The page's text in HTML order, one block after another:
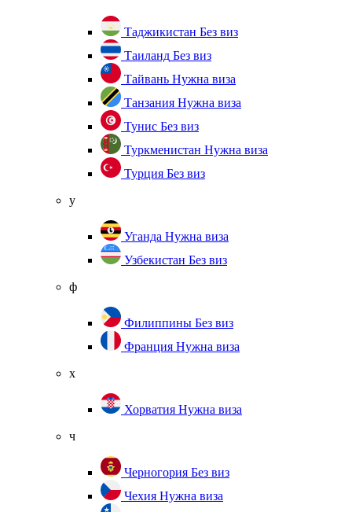
Таджикистан Без виз
Таиланд Без виз
Тайвань Нужна виза
Танзания Нужна виза
Тунис Без виз
Туркменистан Нужна виза
Турция Без виз
у
Уганда Нужна виза
Узбекистан Без виз
ф
Филиппины Без виз
Франция Нужна виза
х
Хорватия Нужна виза
ч
Черногория Без виз
Чехия Нужна виза